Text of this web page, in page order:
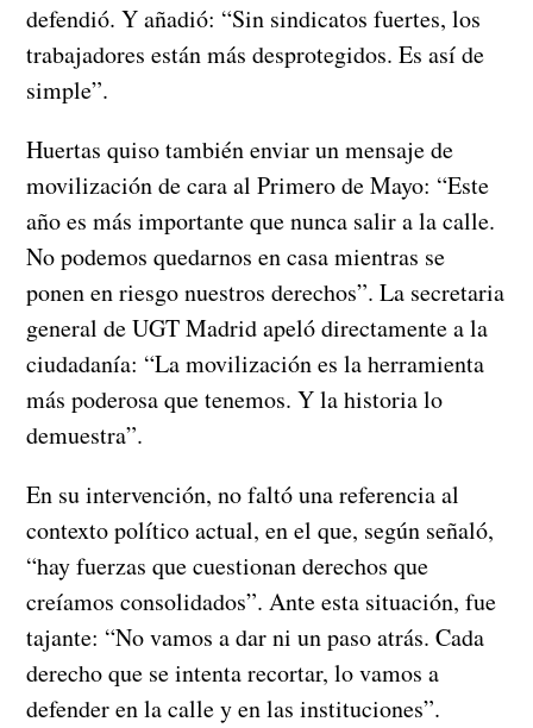
defendió. Y añadió: “Sin sindicatos fuertes, los
trabajadores están más desprotegidos. Es así de
simple”.
Huertas quiso también enviar un mensaje de
movilización de cara al Primero de Mayo: “Este
año es más importante que nunca salir a la calle.
No podemos quedarnos en casa mientras se
ponen en riesgo nuestros derechos”. La secretaria
general de UGT Madrid apeló directamente a la
ciudadanía: “La movilización es la herramienta
más poderosa que tenemos. Y la historia lo
demuestra”.
En su intervención, no faltó una referencia al
contexto político actual, en el que, según señaló,
“hay fuerzas que cuestionan derechos que
creíamos consolidados”. Ante esta situación, fue
tajante: “No vamos a dar ni un paso atrás. Cada
derecho que se intenta recortar, lo vamos a
defender en la calle y en las instituciones”.